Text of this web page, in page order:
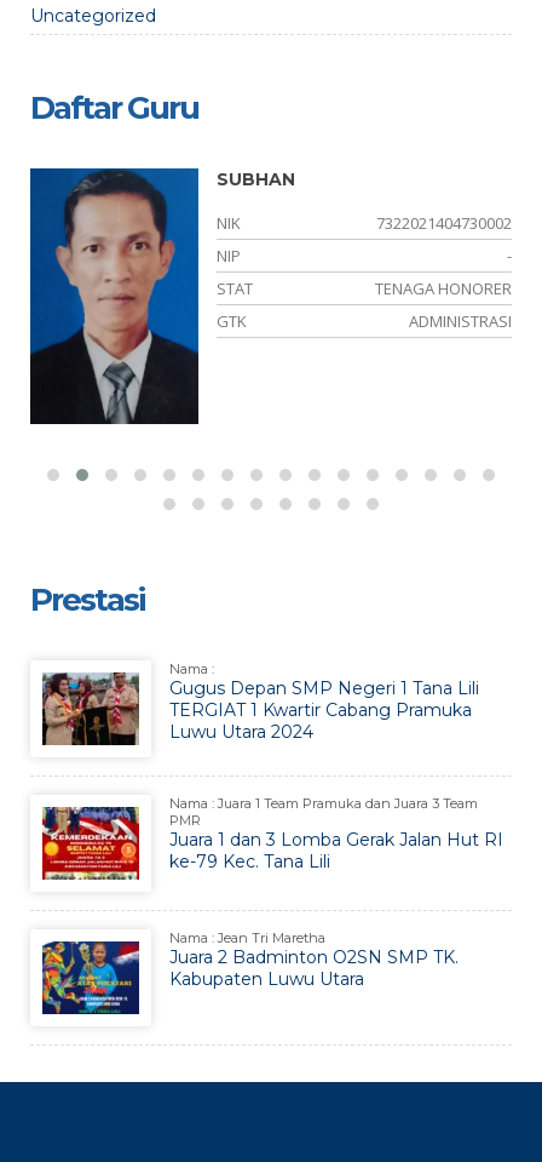
Uncategorized
Daftar Guru
SUBHAN
NIK
7322021404730002
NIP
-
STAT
TENAGA HONORER
GTK
ADMINISTRASI
Prestasi
Nama :
Gugus Depan SMP Negeri 1 Tana Lili
TERGIAT 1 Kwartir Cabang Pramuka
Luwu Utara 2024
Nama : Juara 1 Team Pramuka dan Juara 3 Team
PMR
Juara 1 dan 3 Lomba Gerak Jalan Hut RI
ke-79 Kec. Tana Lili
Nama : Jean Tri Maretha
Juara 2 Badminton O2SN SMP TK.
Kabupaten Luwu Utara